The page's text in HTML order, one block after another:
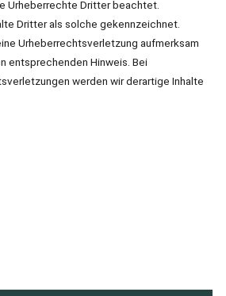
Urheberrechte Dritter beachtet.
Dritter als solche gekennzeichnet.
Urheberrechtsverletzung aufmerksam
entsprechenden Hinweis. Bei
werden wir derartige Inhalte